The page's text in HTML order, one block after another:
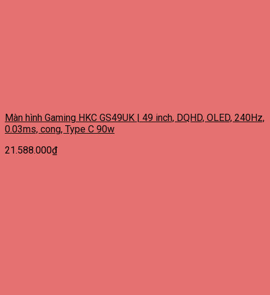
Màn hình Gaming HKC GS49UK | 49 inch, DQHD, OLED, 240Hz,
0.03ms, cong, Type C 90w
21.588.000₫